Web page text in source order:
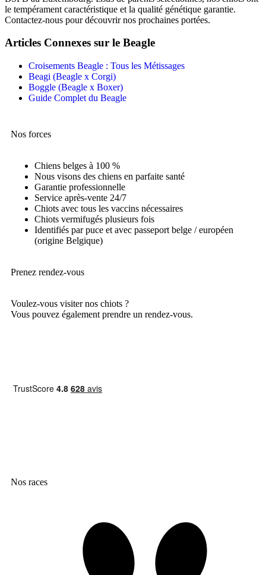
le tempérament caractéristique et la qualité génétique garantie.
Contactez-nous pour découvrir nos prochaines portées.
Articles Connexes sur le Beagle
Croisements Beagle : Tous les Métissages
Beagi (Beagle x Corgi)
Boggle (Beagle x Boxer)
Guide Complet du Beagle
Nos forces
Chiens belges à 100 %
Nous visons des chiens en parfaite santé
Garantie professionnelle
Service après-vente 24/7
Chiots avec tous les vaccins nécessaires
Chiots vermifugés plusieurs fois
Identifiés par puce et avec passeport belge / européen
(origine Belgique)
Prenez rendez-vous
Voulez-vous visiter nos chiots ?
Vous pouvez également prendre un rendez-vous.
Nos races